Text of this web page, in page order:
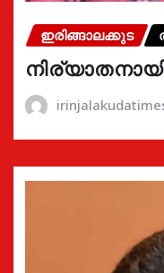
ഇരിങ്ങാലക്കുട